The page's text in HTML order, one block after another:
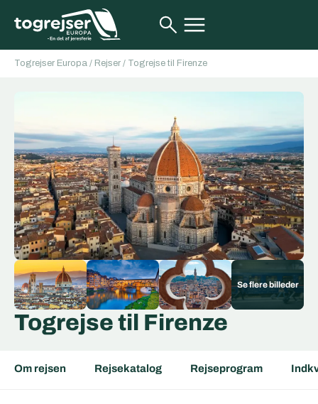
Togrejser Europa / Rejser / Togrejse til Firenze
Togrejse til Firenze
Om rejsen Rejsekatalog Rejseprogram